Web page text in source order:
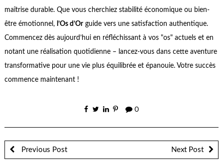
maîtrise durable. Que vous cherchiez stabilité économique ou bien-
être émotionnel, l’Os d’Orguide vers une satisfaction authentique.
Commencez dès aujourd’hui en réfléchissant à vos "os" actuels et en
notant une réalisation quotidienne – lancez-vous dans cette aventure
transformative pour une vie plus équilibrée et épanouie. Votre succès
commence maintenant !
0
Previous Post Next Post